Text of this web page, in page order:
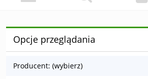
Opcje przeglądania
Producent: (wybierz)